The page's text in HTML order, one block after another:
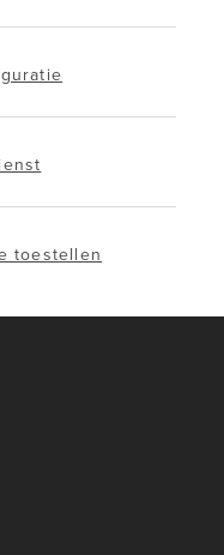
toestellen